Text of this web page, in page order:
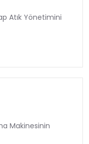
Atık Yönetimini
Makinesinin